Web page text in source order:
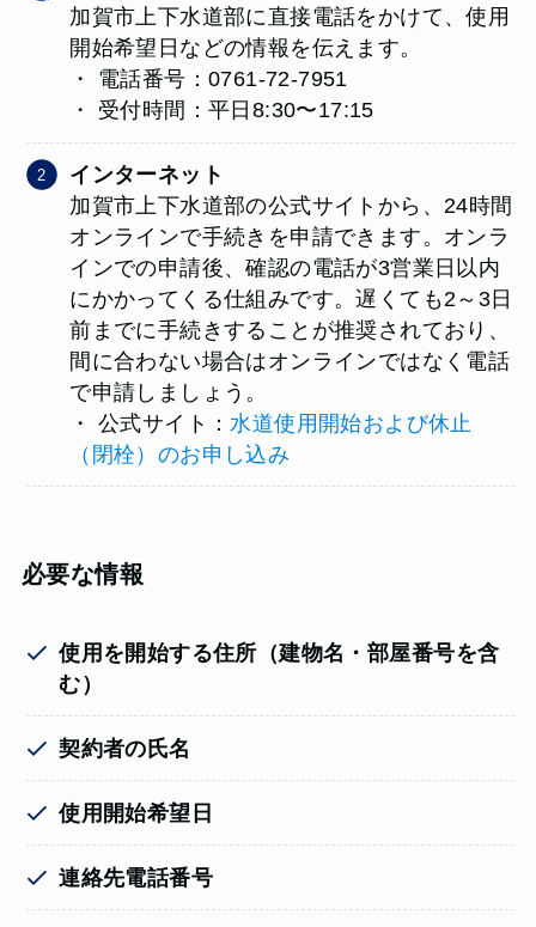
加賀市上下水道部に直接電話をかけて、使用
開始希望日などの情報を伝えます。
・ 電話番号：0761-72-7951
・ 受付時間：平日8:30〜17:15
インターネット
加賀市上下水道部の公式サイトから、24時間
オンラインで手続きを申請できます。オンラ
インでの申請後、確認の電話が3営業日以内
にかかってくる仕組みです。遅くても2～3日
前までに手続きすることが推奨されており、
間に合わない場合はオンラインではなく電話
で申請しましょう。
・ 公式サイト： 水道使用開始および休止
（閉栓）のお申し込み
必要な情報
使用を開始する住所（建物名・部屋番号を含
む）
契約者の氏名
使用開始希望日
連絡先電話番号